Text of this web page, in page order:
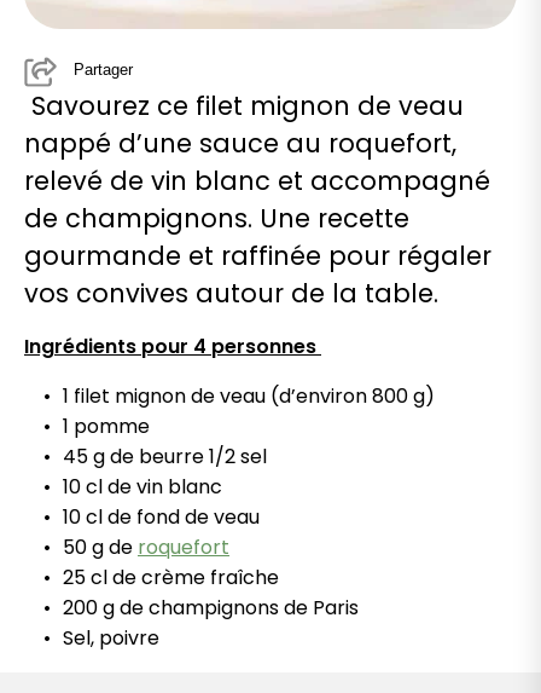
Partager
Savourez ce filet mignon de veau
nappé d’une sauce au roquefort,
relevé de vin blanc et accompagné
de champignons. Une recette
gourmande et raffinée pour régaler
vos convives autour de la table.
Ingrédients pour 4 personnes
1 filet mignon de veau (d’environ 800 g)
1 pomme
45 g de beurre 1/2 sel
10 cl de vin blanc
10 cl de fond de veau
50 g de roquefort
25 cl de crème fraîche
200 g de champignons de Paris
Sel, poivre